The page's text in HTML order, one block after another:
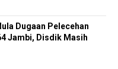
Dugaan Pelecehan
Jambi, Disdik Masih